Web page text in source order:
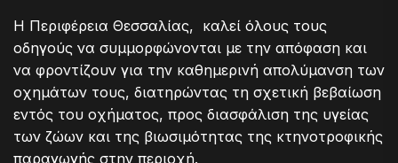
Η Περιφέρεια Θεσσαλίας, καλεί όλους τους
οδηγούς να συμμορφώνονται με την απόφαση και
να φροντίζουν για την καθημερινή απολύμανση των
οχημάτων τους, διατηρώντας τη σχετική βεβαίωση
εντός του οχήματος, προς διασφάλιση της υγείας
των ζώων και της βιωσιμότητας της κτηνοτροφικής
παραγωγής στην περιοχή.